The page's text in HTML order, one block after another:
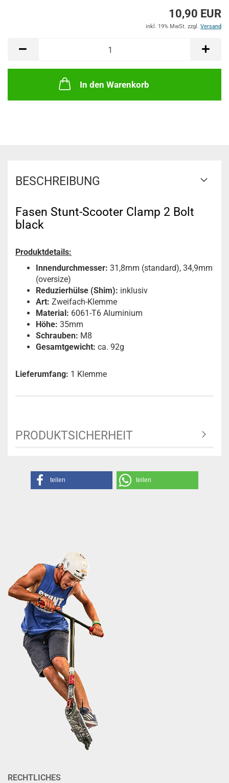
10,90 EUR
inkl. 19% MwSt. zzgl. Versand
In den Warenkorb
BESCHREIBUNG
Fasen Stunt-Scooter Clamp 2 Bolt
black
Produktdetails:
Innendurchmesser: 31,8mm (standard), 34,9mm
(oversize)
Reduzierhülse (Shim): inklusiv
Art: Zweifach-Klemme
Material: 6061-T6 Aluminium
Höhe: 35mm
Schrauben: M8
Gesamtgewicht: ca. 92g
Lieferumfang: 1 Klemme
PRODUKTSICHERHEIT
teilen teilen
RECHTLICHES